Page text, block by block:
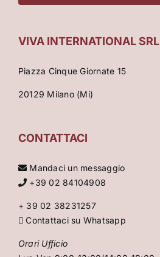
VIVA INTERNATIONAL SRL
Piazza Cinque Giornate 15
20129 Milano (Mi)
CONTATTACI
Mandaci un messaggio
+39 02 84104908
+ 39 02 38231257
Contattaci su Whatsapp
Orari Ufficio